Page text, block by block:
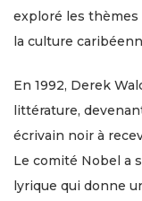
exploré les
la culture
En 1992, Derek
littérature,
écrivain noir à
Le comité Nobel a
lyrique qui donne